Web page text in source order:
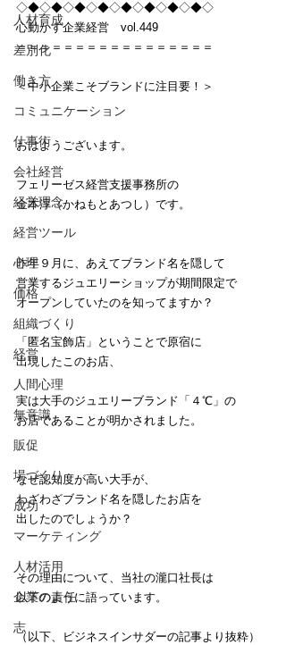
人材育成
差別化
働き方
コミュニケーション
仕事術
会社経営
経営理念
経営ツール
心理
価格
組織づくり
経営
人間心理
無意識
販促
場づくり
成功
マーケティング
人材活用
企業の責任
志
◇◆◇◆◇◆◇◆◇◆◇◆◇◆◇◆◇
心動かす企業経営　vol.449
＝＝＝＝＝＝＝＝＝＝＝＝＝＝＝＝＝
＜中小企業こそブランドに注目要！＞
おはようございます。
フェリーゼス経営支援事務所の
金本淳（かねもとあつし）です。
昨年９月に、あえてブランド名を隠して
営業するジュエリーショップが期間限定で
オープンしていたのを知ってますか？
「匿名宝飾店」ということで原宿に
出現したこのお店、
実は大手のジュエリーブランド「４℃」の
お店であることが明かされました。
なぜ認知度が高い大手が、
わざわざブランド名を隠したお店を
出したのでしょうか？
その理由について、当社の瀧口社長は
以下のように語っています。
（以下、ビジネスインサダーの記事より抜粋）